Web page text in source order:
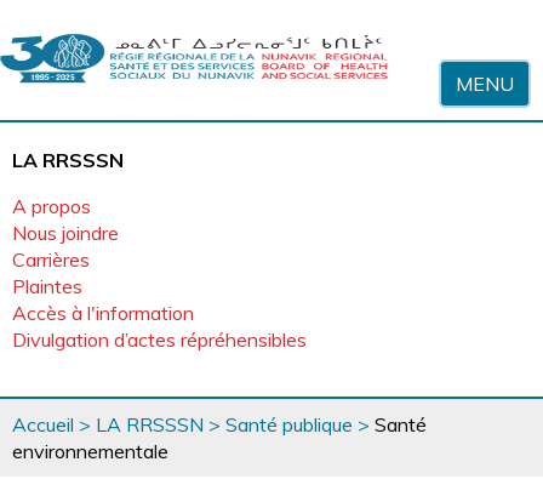
MENU
LA RRSSSN
A propos
Nous joindre
Carrières
Plaintes
Accès à l'information
Divulgation d’actes répréhensibles
Vous
êtes
ici
Accueil > LA RRSSSN > Santé publique > Santé
environnementale